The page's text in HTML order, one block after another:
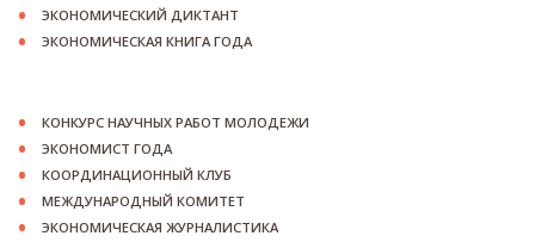
ЭКОНОМИЧЕСКИЙ ДИКТАНТ
ЭКОНОМИЧЕСКАЯ КНИГА ГОДА
КОНКУРС НАУЧНЫХ РАБОТ МОЛОДЕЖИ
ЭКОНОМИСТ ГОДА
КООРДИНАЦИОННЫЙ КЛУБ
МЕЖДУНАРОДНЫЙ КОМИТЕТ
ЭКОНОМИЧЕСКАЯ ЖУРНАЛИСТИКА